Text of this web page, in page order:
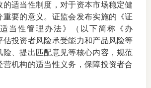
的适当性制度，对于资本市场稳定健
重要的意义。证监会发布实施的《证
当性管理办法》（以下简称《办
估投资者风险承受能力和产品风险等
险、提出匹配意见等核心内容，规范
营机构的适当性义务，保障投资者合